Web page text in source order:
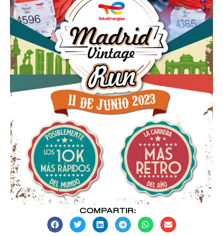
COMPARTIR: